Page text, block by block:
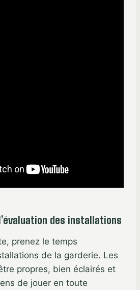
des installations
prenez le temps
de la garderie. Les
propres, bien éclairés et
de jouer en toute